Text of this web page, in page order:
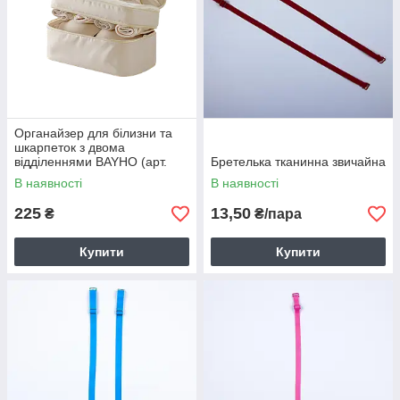
Органайзер для білизни та
шкарпеток з двома
відділеннями BAYHO (арт.
Р164)
В наявності
225 ₴
Купити
Бретелька тканинна звичайна
В наявності
13,50 ₴/пара
Купити